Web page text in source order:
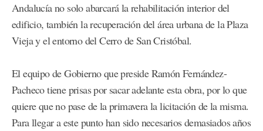
Andalucía no solo abarcará la rehabilitación interior del
edificio, también la recuperación del área urbana de la Plaza
Vieja y el entorno del Cerro de San Cristóbal.
El equipo de Gobierno que preside Ramón Fernández-
Pacheco tiene prisas por sacar adelante esta obra, por lo que
quiere que no pase de la primavera la licitación de la misma.
Para llegar a este punto han sido necesarios demasiados años